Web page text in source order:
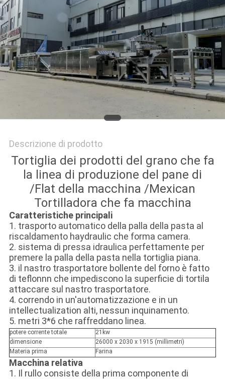
Descrizione di prodotto
Tortiglia dei prodotti del grano che fa
la linea di produzione del pane di
/Flat della macchina /Mexican
Tortilladora che fa macchina
Caratteristiche principali
1. trasporto automatico della palla della pasta al
riscaldamento haydraulic che forma camera.
2. sistema di pressa idraulica perfettamente per
premere la palla della pasta nella tortiglia piana.
3. il nastro trasportatore bollente del forno è fatto
di teflonnn che impediscono la superficie di tortila
attaccare sul nastro trasportatore.
4. correndo in un'automatizzazione e in un
intellectualization alti, nessun inquinamento.
5. metri 3*6 che raffreddano linea.
potere corrente totale
21kw
dimensione
26000 x 2030 x 1915 (millimetri)
Materia prima
Farina
Macchina relativa
1. Il rullo consiste della prima componente di